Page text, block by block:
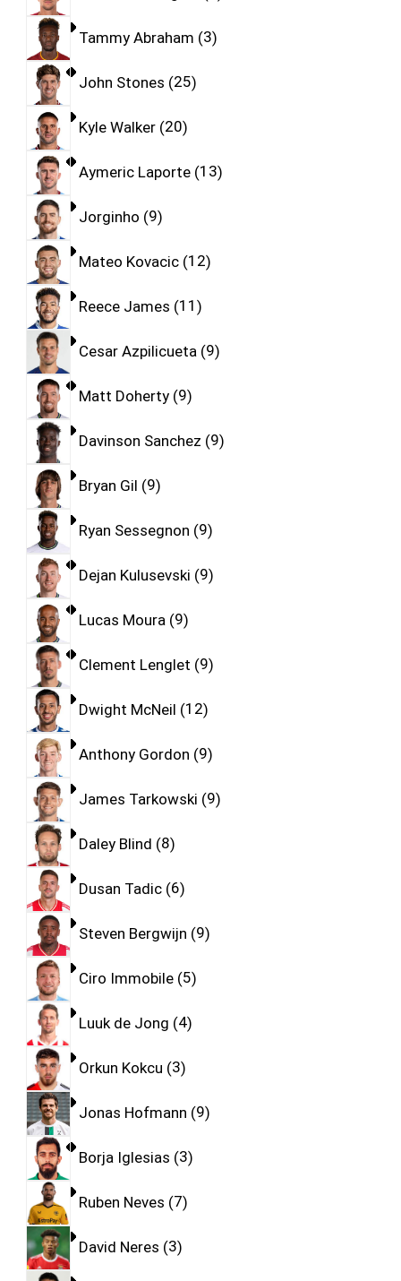
Tammy Abraham 3
John Stones 25
Kyle Walker 20
Aymeric Laporte 13
Jorginho 9
Mateo Kovacic 12
Reece James 11
Cesar Azpilicueta 9
Matt Doherty 9
Davinson Sanchez 9
Bryan Gil 9
Ryan Sessegnon 9
Dejan Kulusevski 9
Lucas Moura 9
Clement Lenglet 9
Dwight McNeil 12
Anthony Gordon 9
James Tarkowski 9
Daley Blind 8
Dusan Tadic 6
Steven Bergwijn 9
Ciro Immobile 5
Luuk de Jong 4
Orkun Kokcu 3
Jonas Hofmann 9
Borja Iglesias 3
Ruben Neves 7
David Neres 3